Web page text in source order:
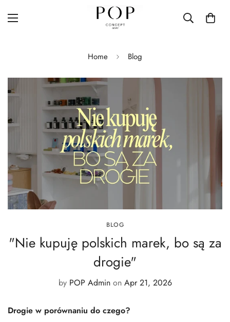
Home Blog
BLOG
"Nie kupuję polskich marek, bo są za
drogie"
by POP Adminon Apr 21, 2026
Drogie w porównaniu do czego?